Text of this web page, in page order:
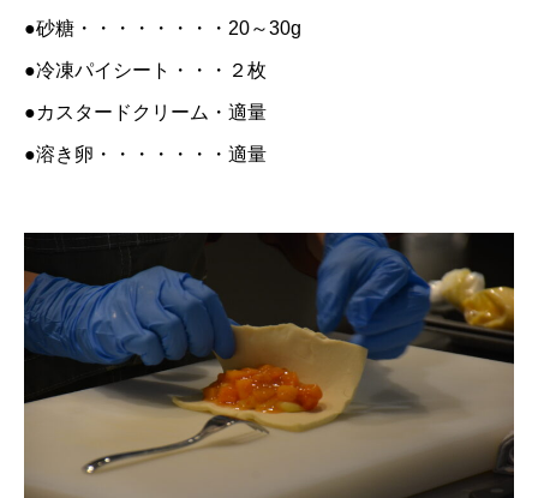
●砂糖・・・・・・・・20～30g
●冷凍パイシート・・・２枚
●カスタードクリーム・適量
●溶き卵・・・・・・・適量